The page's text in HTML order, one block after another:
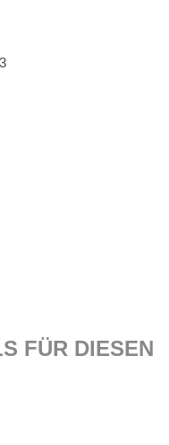
FÜR DIE­SEN